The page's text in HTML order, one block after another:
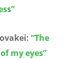
“The
my eyes”